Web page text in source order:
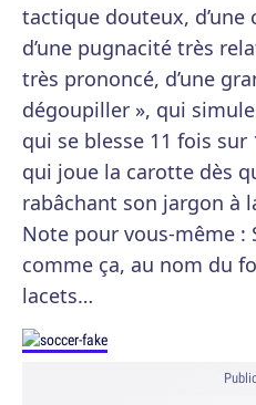
tactique douteux,
d’une pugnacité très
très prononcé, d’une
dégoupiller », qui
qui se blesse 11 fois
qui joue la carotte dès
rabâchant son jargon à
Note pour vous-même :
comme ça, au nom du
lacets…